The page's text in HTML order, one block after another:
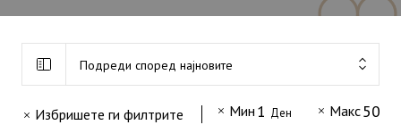
Подреди според најновите
Избришете ги филтрите Мин 1 Ден Макс500